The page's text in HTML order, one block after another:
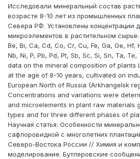
Исследовали минеральный состав
возрасте 8-10 лет из промышленных
Севера РФ. Установлены концентрации
микроэлементов в растительном
Be, Bi, Ca, Cd, Co, Cr, Cu, Fe, Ga, Ge, Hf,
Nb, Ni, P, Pb, Pd, Pt, Sb, Sc, Si, Sn, Ta,
data on the mineral composition of plants
at the age of 8-10 years, cultivated on
European North of Russia (Arkhangelsk
Concentrations and variations were
and microelements in plant raw materials
types and for three different phases of
Научная статья: Особенности
сафлоровидной с многолетних
Северо-Востока России // Химия и
моделирование. Бутлеровские